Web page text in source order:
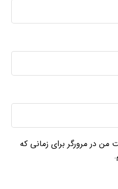
من در مرورگر برای زمانی که